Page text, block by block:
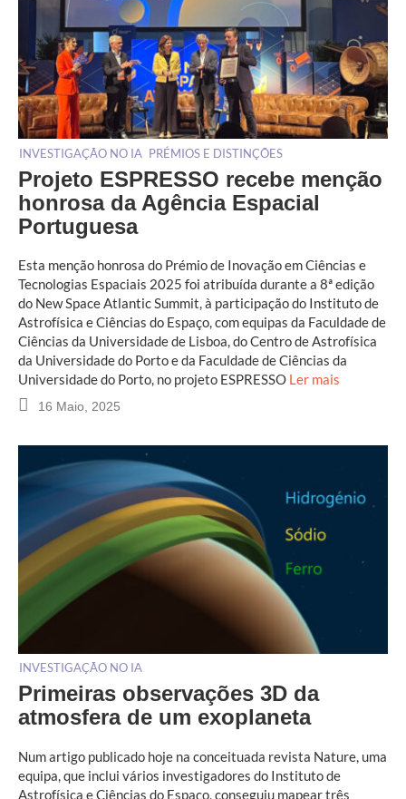
INVESTIGAÇÃO NO IA PRÉMIOS E DISTINÇÕES
Projeto ESPRESSO recebe menção
honrosa da Agência Espacial
Portuguesa
Esta menção honrosa do Prémio de Inovação em Ciências e
Tecnologias Espaciais 2025 foi atribuída durante a 8ª edição
do New Space Atlantic Summit, à participação do Instituto de
Astrofísica e Ciências do Espaço, com equipas da Faculdade de
Ciências da Universidade de Lisboa, do Centro de Astrofísica
da Universidade do Porto e da Faculdade de Ciências da
Universidade do Porto, no projeto ESPRESSO Ler mais
16 Maio, 2025
INVESTIGAÇÃO NO IA
Primeiras observações 3D da
atmosfera de um exoplaneta
Num artigo publicado hoje na conceituada revista Nature, uma
equipa, que inclui vários investigadores do Instituto de
Astrofísica e Ciências do Espaço, conseguiu mapear três